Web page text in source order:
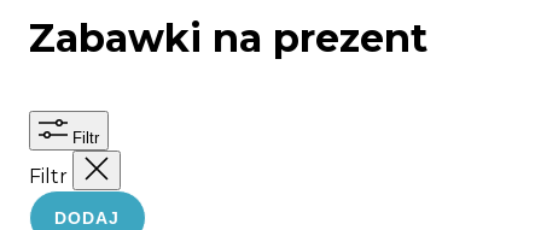
Zabawki na prezent
Filtr
Filtr
DODAJ